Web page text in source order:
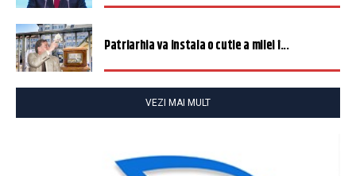
Patriarhia va instala o cutie a milei î...
VEZI MAI MULT